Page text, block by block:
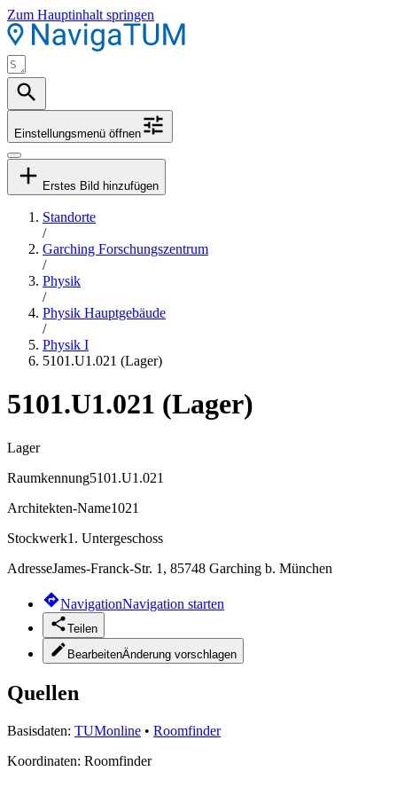
Zum Hauptinhalt springen
Einstellungsmenü öffnen
Erstes Bild hinzufügen
Standorte
/
Garching Forschungszentrum
/
Physik
/
Physik Hauptgebäude
/
Physik I
5101.U1.021 (Lager)
5101.U1.021 (Lager)
Lager
Raumkennung5101.U1.021
Architekten-Name1021
Stockwerk1. Untergeschoss
AdresseJames-Franck-Str. 1, 85748 Garching b. München
NavigationNavigation starten
Teilen
BearbeitenÄnderung vorschlagen
Quellen
Basisdaten: TUMonline • Roomfinder
Koordinaten: Roomfinder